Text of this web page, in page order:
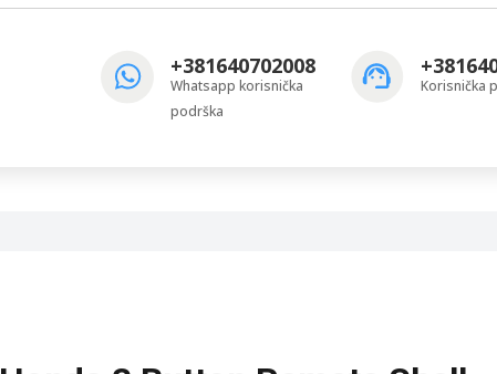
+381640702008
Whatsapp korisnička
podrška
Korisnička